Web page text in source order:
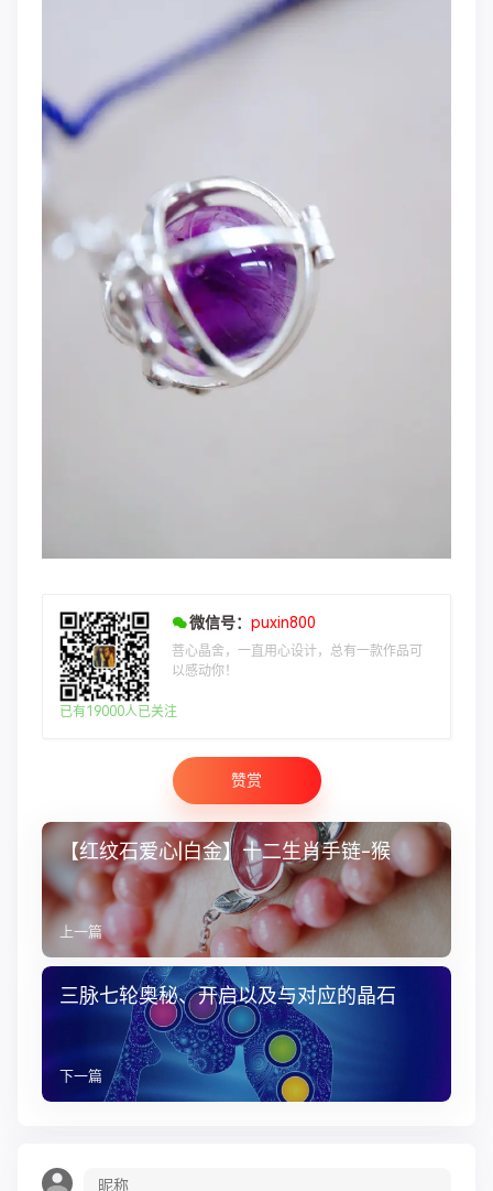
微信号： puxin800
菩心晶舍，一直用心设计，总有一款作品可
以感动你！
已有19000人已关注
赞赏
【红纹石爱心|白金】十二生肖手链-猴
上一篇
三脉七轮奥秘、开启以及与对应的晶石
下一篇